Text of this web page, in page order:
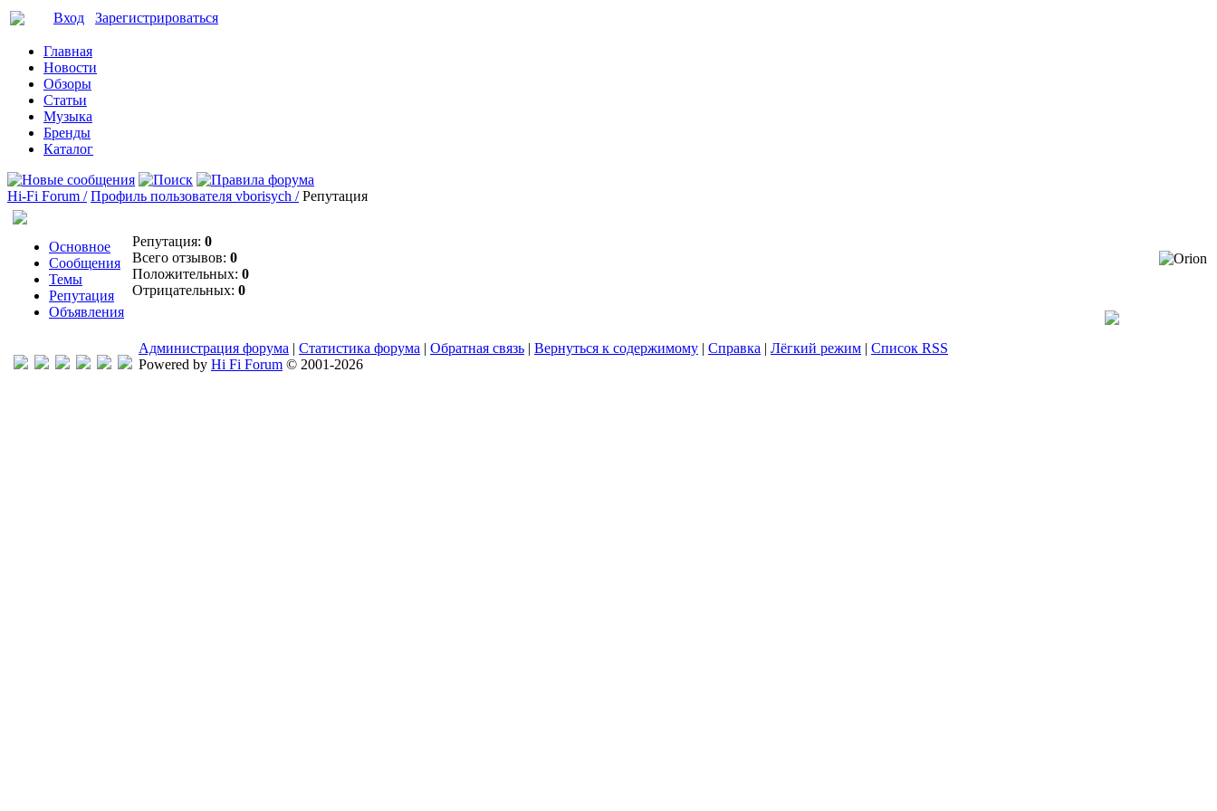
Вход Зарегистрироваться
Главная
Новости
Обзоры
Статьи
Музыка
Бренды
Каталог
Hi-Fi Forum / Профиль пользователя vborisych / Репутация
Основное
Сообщения
Темы
Репутация
Объявления
Репутация: 0
Всего отзывов: 0
Положительных: 0
Отрицательных: 0
Администрация форума | Статистика форума | Обратная связь | Вернуться к содержимому | Справка | Лёгкий режим | Список RSS
Powered by Hi Fi Forum © 2001-2026